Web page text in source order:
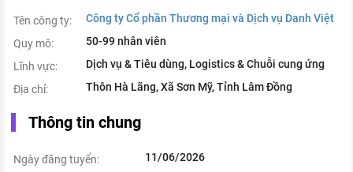
Tên công ty:
Công ty Cổ phần Thương mại và Dịch vụ Danh Việt
Quy mô:
50-99 nhân viên
Lĩnh vực:
Dịch vụ & Tiêu dùng, Logistics & Chuỗi cung ứng
Địa chỉ:
Thôn Hà Lãng, Xã Sơn Mỹ, Tỉnh Lâm Đồng
Thông tin chung
Ngày đăng tuyển:
11/06/2026